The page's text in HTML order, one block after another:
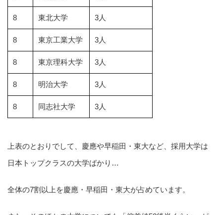
8 東北大学 3人
8 東京工業大学 3人
8 東京理科大学 3人
8 明治大学 3人
8 同志社大学 3人
上表のとおりでして、慶應や早稲田・東大など、採用大学は
日本トップクラスの大学ばかり…
全体の7割以上を慶應・早稲田・東大が占めています。